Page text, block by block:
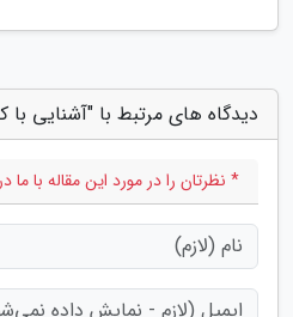
دیدگاه های مرتبط با "آشنایی
* نظرتان را در مورد این مقاله با ما